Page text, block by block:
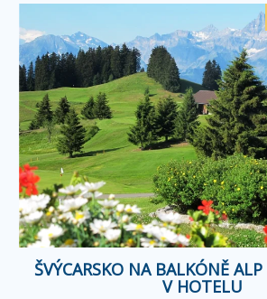
ŠVÝCARSKO NA BALKÓNĚ
V HOTELU